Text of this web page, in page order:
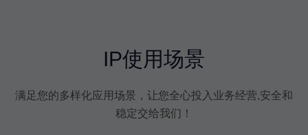
IP使用场景
满足您的多样化应用场景，让您全心投入业务经营,安全和
稳定交给我们！